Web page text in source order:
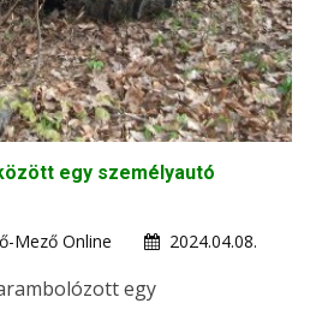
egy személyautó
Mező Online
2024.04.08.
egy